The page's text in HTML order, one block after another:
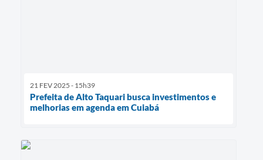
21 FEV 2025 - 15h39
Prefeita de Alto Taquari busca investimentos e
melhorias em agenda em Cuiabá